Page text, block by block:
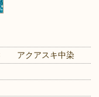
アクアスキ中染